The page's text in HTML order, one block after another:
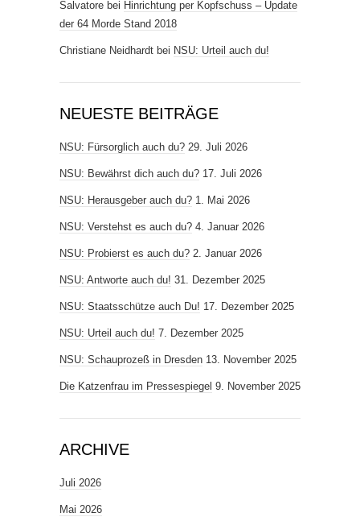
Salvatore bei Hinrichtung per Kopfschuss – Update
der 64 Morde Stand 2018
Christiane Neidhardt bei NSU: Urteil auch du!
NEUESTE BEITRÄGE
NSU: Fürsorglich auch du? 29. Juli 2026
NSU: Bewährst dich auch du? 17. Juli 2026
NSU: Herausgeber auch du? 1. Mai 2026
NSU: Verstehst es auch du? 4. Januar 2026
NSU: Probierst es auch du? 2. Januar 2026
NSU: Antworte auch du! 31. Dezember 2025
NSU: Staatsschütze auch Du! 17. Dezember 2025
NSU: Urteil auch du! 7. Dezember 2025
NSU: Schauprozeß in Dresden 13. November 2025
Die Katzenfrau im Pressespiegel 9. November 2025
ARCHIVE
Juli 2026
Mai 2026